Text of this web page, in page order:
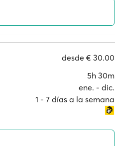
desde € 30.00
5h 30m
ene. ‐ dic.
1 ‐ 7 días a la semana